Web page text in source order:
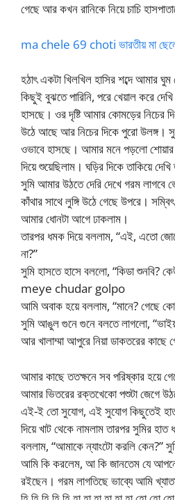
গেছে আর কখন রানিকে নিয়ে চাচি
ma chele 69 choti ভারতীয় মা
হঠাৎ একটা খিলখিল হাসির শব্দে আমার
কিছুই বুঝতে পারিনি, পরে খেয়াল করে দেখি
হাসছে। ওর দৃষ্টি আমার কোমড়ের নিচের
উঠে আছে আর নিচের দিকে পুরো উলঙ্গ।
ওভাবে হাসছে। আমার মনে পড়লো
দিয়ে শুয়েছিলাম। ঘড়ির দিকে তাকিয়ে
সুমি আমার উঠতে দেরি দেখে গরম লাগবে
কাঁথার সাথে লুঙ্গি উঠে গেছে উপরে।
আমার ধোনটা আগে ঢাকলাম।
তারপর ধমক দিয়ে বললাম, “এই, এতো
না?”
সুমি হাসতে হাসে বললো, “কিডা শুনবি?
meye chudar golpo
আমি অবাক হয়ে বললাম, “মানে? গেছে
সুমি আঙুল গুনে গুনে বলতে লাগলো,
আর খালাম্মা আপুরে নিয়া ডাকতরের কাছে
আমার কাছে ততক্ষনে সব পরিষ্কার হয়ে
আমার ভিতরের রক্তখেকো পশুটা জেগে
এই-ই তো সুযোগ, এই সুযোগ কিছুতেই
দিয়ে খাট থেকে নামলাম তারপর সুমির হাত
বললাম, “আমাকে ন্যাংটো করলি কেন?”
আমি কি করলেম, আ কি জানতেম যে আপনে
রইছেন। গরম লাগতিছে ভাব্যে আমি